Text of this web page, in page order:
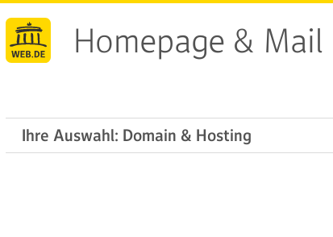
Homepage & Mail
Ihre Auswahl: Domain & Hosting